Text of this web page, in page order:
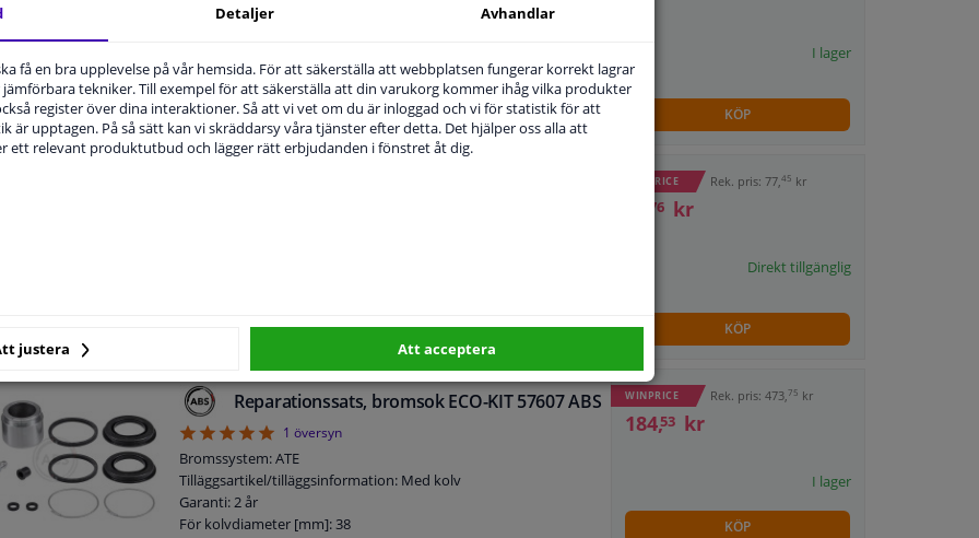
Skruvhuvud/mutterprofil: Yttersexkant
Kvalitet/Klass: 10.9
Nyckelvidd: 13
Yta: Sink-lamell-behandlad
Skruvlängd under huvud ]mm]: 25
Längd [mm]: 34
I lager
KÖP
Yta: Sink-lamell-behandlad
Skruvlängd under huvud ]mm]: 52
Längd [mm]: 68
Yttergängmått: M14 x 1,5
WINPRICE Rek. pris: 77,45 kr
76 kr
Direkt tillgänglig
KÖP
Reparationssats, bromsok ECO-KIT 57607 ABS
51 översyn
Bromssystem: ATE
Tilläggsartikel/tilläggsinformation: Med kolv
Garanti: 2 år
För kolvdiameter [mm]: 38
WINPRICE Rek. pris: 473,75 kr
184,53 kr
I lager
KÖP
Detaljer Avhandlar
få en bra upplevelse på vår hemsida. För att säkerställa att webbplatsen fungerar korrekt lagrar
tekniker. Till exempel för att säkerställa att din varukorg kommer ihåg vilka produkter
register över dina interaktioner. Så att vi vet om du är inloggad och vi för statistik för att
är upptagen. På så sätt kan vi skräddarsy våra tjänster efter detta. Det hjälper oss alla att
ett relevant produktutbud och lägger rätt erbjudanden i fönstret åt dig.
justera Att acceptera